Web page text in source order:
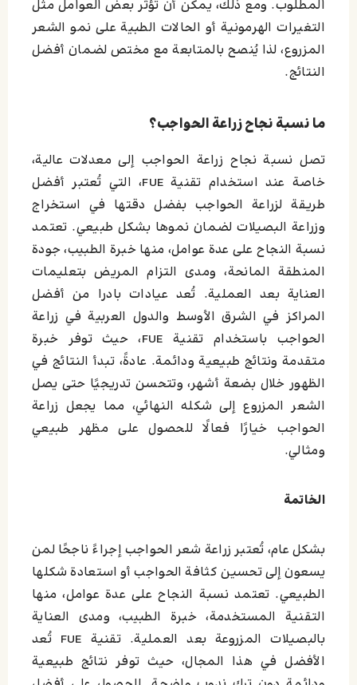
المطلوب. ومع ذلك، يمكن أن تؤثر بعض العوامل مثل
التغيرات الهرمونية أو الحالات الطبية على نمو الشعر
المزروع، لذا يُنصح بالمتابعة مع مختص لضمان أفضل
النتائج.
ما نسبة نجاح زراعة الحواجب؟
تصل نسبة نجاح زراعة الحواجب إلى معدلات عالية،
خاصة عند استخدام تقنية FUE، التي تُعتبر أفضل
طريقة لزراعة الحواجب بفضل دقتها في استخراج
وزراعة البصيلات لضمان نموها بشكل طبيعي. تعتمد
نسبة النجاح على عدة عوامل، منها خبرة الطبيب، جودة
المنطقة المانحة، ومدى التزام المريض بتعليمات
العناية بعد العملية. تُعد عيادات بادرا من أفضل
المراكز في الشرق الأوسط والدول العربية في زراعة
الحواجب باستخدام تقنية FUE، حيث توفر خبرة
متقدمة ونتائج طبيعية ودائمة. عادةً، تبدأ النتائج في
الظهور خلال بضعة أشهر، وتتحسن تدريجيًا حتى يصل
الشعر المزروع إلى شكله النهائي، مما يجعل زراعة
الحواجب خيارًا فعالًا للحصول على مظهر طبيعي
ومثالي.
الخاتمة
بشكل عام، تُعتبر زراعة شعر الحواجب إجراءً ناجحًا لمن
يسعون إلى تحسين كثافة الحواجب أو استعادة شكلها
الطبيعي. تعتمد نسبة النجاح على عدة عوامل، منها
التقنية المستخدمة، خبرة الطبيب، ومدى العناية
بالبصيلات المزروعة بعد العملية. تقنية FUE تُعد
الأفضل في هذا المجال، حيث توفر نتائج طبيعية